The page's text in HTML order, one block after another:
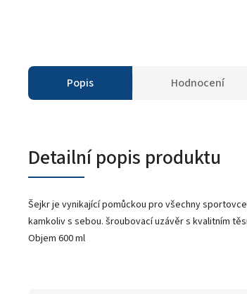
Popis Hodnocení
Detailní popis produktu
Šejkr je vynikající pomůckou pro všechny
kamkoliv s sebou. šroubovací uzávěr s kvalitním
Objem 600 ml